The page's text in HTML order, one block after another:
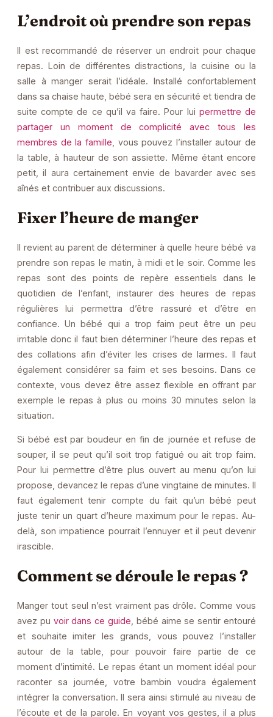
L’endroit où prendre son repas
Il est recommandé de réserver un endroit pour chaque
repas. Loin de différentes distractions, la cuisine ou la
salle à manger serait l’idéale. Installé confortablement
dans sa chaise haute, bébé sera en sécurité et tiendra de
suite compte de ce qu’il va faire. Pour lui permettre de
partager un moment de complicité avec tous les
membres de la famille , vous pouvez l’installer autour de
la table, à hauteur de son assiette. Même étant encore
petit, il aura certainement envie de bavarder avec ses
aînés et contribuer aux discussions.
Fixer l’heure de manger
Il revient au parent de déterminer à quelle heure bébé va
prendre son repas le matin, à midi et le soir. Comme les
repas sont des points de repère essentiels dans le
quotidien de l’enfant, instaurer des heures de repas
régulières lui permettra d’être rassuré et d’être en
confiance. Un bébé qui a trop faim peut être un peu
irritable donc il faut bien déterminer l’heure des repas et
des collations afin d’éviter les crises de larmes. Il faut
également considérer sa faim et ses besoins. Dans ce
contexte, vous devez être assez flexible en offrant par
exemple le repas à plus ou moins 30 minutes selon la
situation.
Si bébé est par boudeur en fin de journée et refuse de
souper, il se peut qu’il soit trop fatigué ou ait trop faim.
Pour lui permettre d’être plus ouvert au menu qu’on lui
propose, devancez le repas d’une vingtaine de minutes. Il
faut également tenir compte du fait qu’un bébé peut
juste tenir un quart d’heure maximum pour le repas. Au-
delà, son impatience pourrait l’ennuyer et il peut devenir
irascible.
Comment se déroule le repas ?
Manger tout seul n’est vraiment pas drôle. Comme vous
avez pu voir dans ce guide , bébé aime se sentir entouré
et souhaite imiter les grands, vous pouvez l’installer
autour de la table, pour pouvoir faire partie de ce
moment d’intimité. Le repas étant un moment idéal pour
raconter sa journée, votre bambin voudra également
intégrer la conversation. Il sera ainsi stimulé au niveau de
l’écoute et de la parole. En voyant vos gestes, il a plus